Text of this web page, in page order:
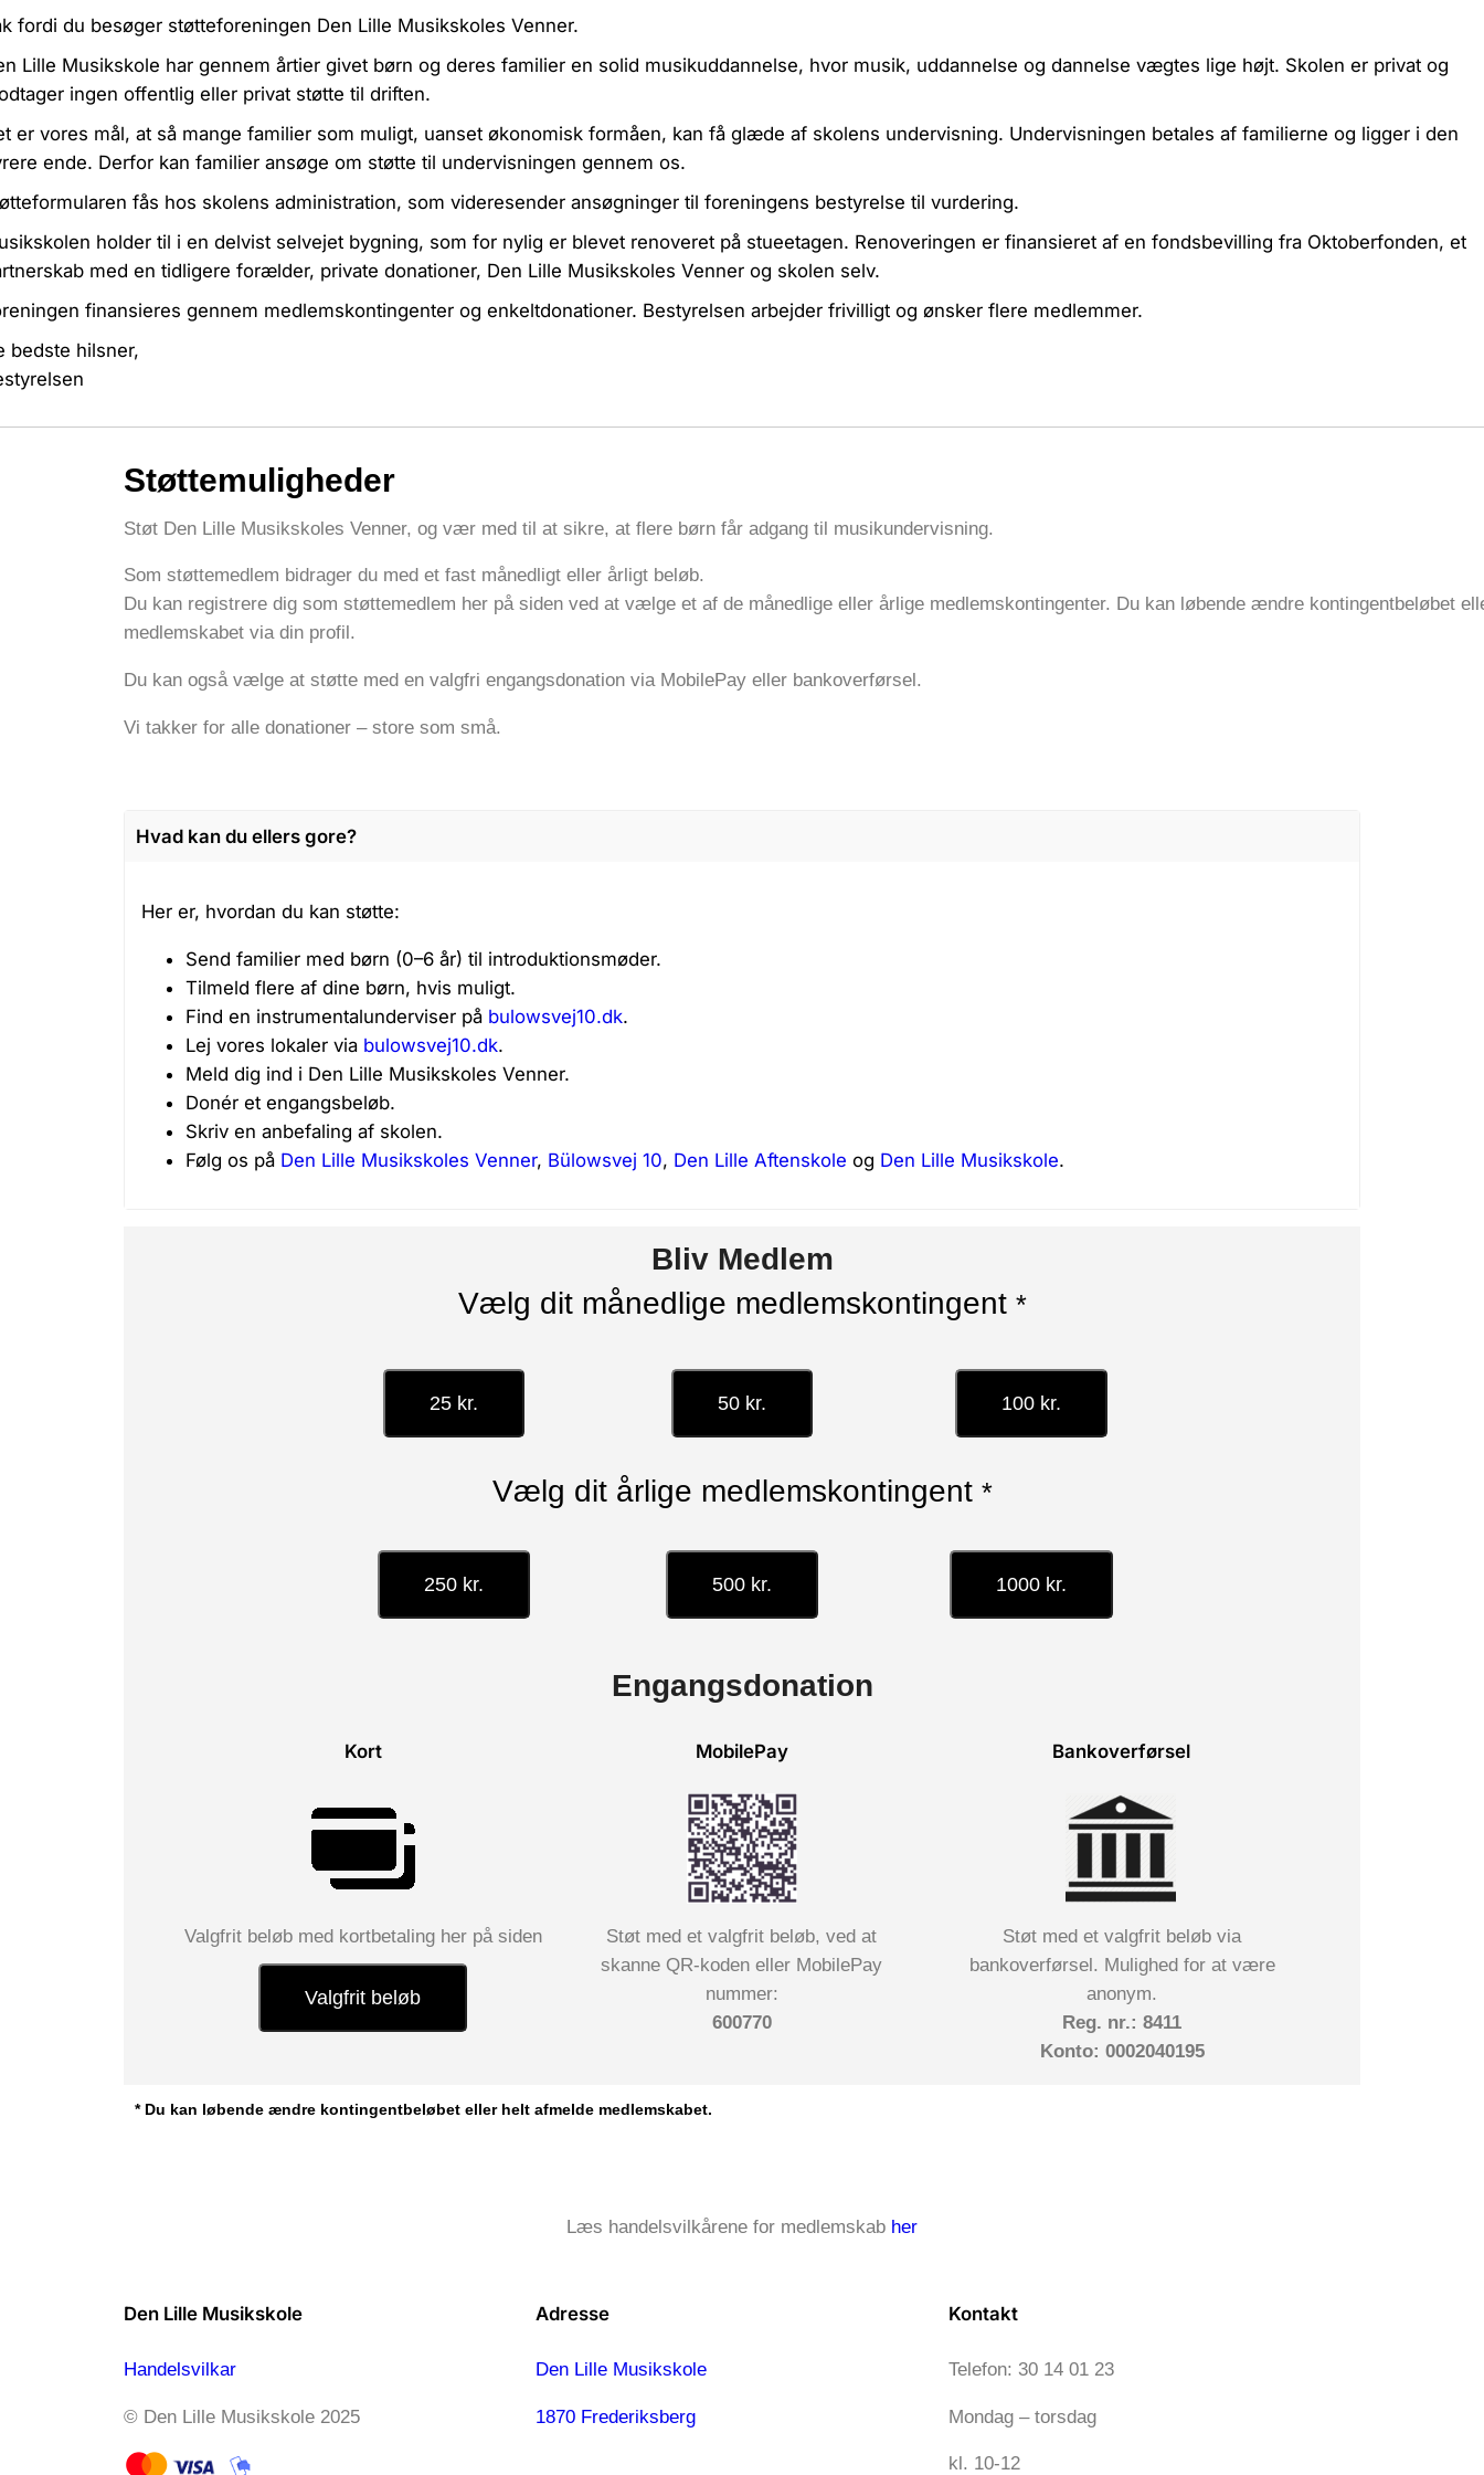
fordi du besøger støtteforeningen Den Lille Musikskoles Venner.
Lille Musikskole har gennem årtier givet børn og deres familier en solid musikuddannelse, hvor musik, uddannelse og dannelse vægtes lige højt. Skolen er privat og
ingen offentlig eller privat støtte til driften.
er vores mål, at så mange familier som muligt, uanset økonomisk formåen, kan få glæde af skolens undervisning. Undervisningen betales af familierne og ligger i den
ende. Derfor kan familier ansøge om støtte til undervisningen gennem os.
fås hos skolens administration, som videresender ansøgninger til foreningens bestyrelse til vurdering.
holder til i en delvist selvejet bygning, som for nylig er blevet renoveret på stueetagen. Renoveringen er finansieret af en fondsbevilling fra Oktoberfonden, et
med en tidligere forælder, private donationer, Den Lille Musikskoles Venner og skolen selv.
finansieres gennem medlemskontingenter og enkeltdonationer. Bestyrelsen arbejder frivilligt og ønsker flere medlemmer.
bedste hilsner,
Støttemuligheder
Støt Den Lille Musikskoles Venner, og vær med til at sikre, at flere børn får adgang til musikundervisning.
Som støttemedlem bidrager du med et fast månedligt eller årligt beløb.
Du kan registrere dig som støttemedlem her på siden ved at vælge et af de månedlige eller årlige medlemskontingenter. Du kan løbende ændre kontingentbeløbet
medlemskabet via din profil.
Du kan også vælge at støtte med en valgfri engangsdonation via MobilePay eller bankoverførsel.
Vi takker for alle donationer – store som små.
Hvad kan du ellers gore?
Her er, hvordan du kan støtte:
Send familier med børn (0–6 år) til introduktionsmøder.
Tilmeld flere af dine børn, hvis muligt.
Find en instrumentalunderviser på bulowsvej10.dk.
Lej vores lokaler via bulowsvej10.dk.
Meld dig ind i Den Lille Musikskoles Venner.
Donér et engangsbeløb.
Skriv en anbefaling af skolen.
Følg os på Den Lille Musikskoles Venner, Bülowsvej 10, Den Lille Aftenskole og Den Lille Musikskole.
Bliv Medlem
Vælg dit månedlige medlemskontingent *
25 kr. 50 kr. 100 kr.
Vælg dit årlige medlemskontingent *
250 kr. 500 kr. 1000 kr.
Engangsdonation
Kort
Valgfrit beløb med kortbetaling her på siden
Valgfrit beløb
MobilePay
Støt med et valgfrit beløb, ved at
skanne QR-koden eller MobilePay
nummer:
600770
Bankoverførsel
Støt med et valgfrit beløb via
bankoverførsel. Mulighed for at være
anonym.
Reg. nr.: 8411
Konto: 0002040195
* Du kan løbende ændre kontingentbeløbet eller helt afmelde medlemskabet.
Læs handelsvilkårene for medlemskab her
Den Lille Musikskole
Handelsvilkar
© Den Lille Musikskole 2025
Adresse
Den Lille Musikskole
1870 Frederiksberg
Kontakt
Telefon: 30 14 01 23
Mondag – torsdag
kl. 10-12